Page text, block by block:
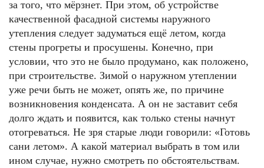
за того, что мёрзнет. При этом, об устройстве
качественной фасадной системы наружного
утепления следует задуматься ещё летом, когда
стены прогреты и просушены. Конечно, при
условии, что это не было продумано, как положено,
при строительстве. Зимой о наружном утеплении
уже речи быть не может, опять же, по причине
возникновения конденсата. А он не заставит себя
долго ждать и появится, как только стены начнут
отогреваться. Не зря старые люди говорили: «Готовь
сани летом». А какой материал выбрать в том или
ином случае, нужно смотреть по обстоятельствам.